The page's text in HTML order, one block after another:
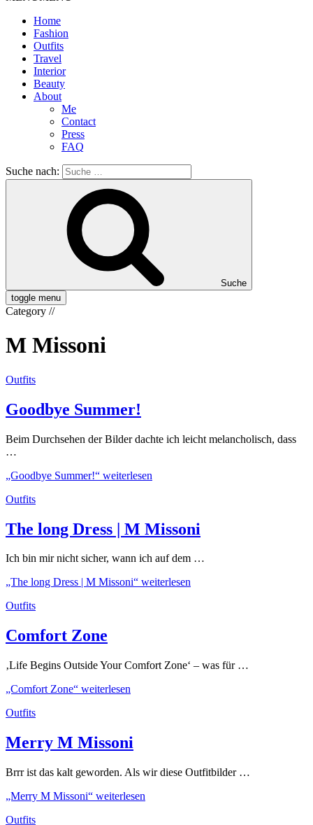
Home
Fashion
Outfits
Travel
Interior
Beauty
About
Me
Contact
Press
FAQ
Suche nach:
Suche
toggle menu
Category //
M Missoni
Outfits
Goodbye Summer!
Beim Durchsehen der Bilder dachte ich leicht melancholisch, dass
…
„Goodbye Summer!“ weiterlesen
Outfits
The long Dress | M Missoni
Ich bin mir nicht sicher, wann ich auf dem …
„The long Dress | M Missoni“ weiterlesen
Outfits
Comfort Zone
‚Life Begins Outside Your Comfort Zone‘ – was für …
„Comfort Zone“ weiterlesen
Outfits
Merry M Missoni
Brrr ist das kalt geworden. Als wir diese Outfitbilder …
„Merry M Missoni“ weiterlesen
Outfits